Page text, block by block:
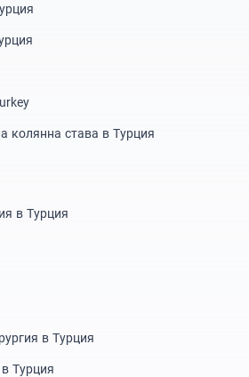
колянна става в Турция
в Турция
в Турция
Турция